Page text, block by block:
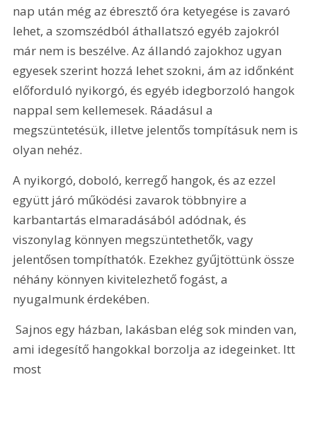
nap után még az ébresztő óra ketyegése is zavaró
lehet, a szomszédból áthallatszó egyéb zajokról
már nem is beszélve. Az állandó zajokhoz ugyan
egyesek szerint hozzá lehet szokni, ám az időnként
előforduló nyikorgó, és egyéb idegborzoló hangok
nappal sem kellemesek. Ráadásul a
megszüntetésük, illetve jelentős tompításuk nem is
olyan nehéz.
A nyikorgó, doboló, kerregő hangok, és az ezzel
együtt járó működési zavarok többnyire a
karbantartás elmaradásából adódnak, és
viszonylag könnyen megszüntethetők, vagy
jelentősen tompíthatók. Ezekhez gyűjtöttünk össze
néhány könnyen kivitelezhető fogást, a
nyugalmunk érdekében.
Sajnos egy házban, lakásban elég sok minden van,
ami idegesítő hangokkal borzolja az idegeinket. Itt
most